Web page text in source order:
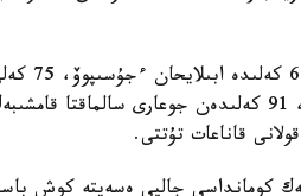
ولاردىڭ اراسىندا 49
دارەجەسىندە ءابىلحان امانقۇل، 91 كەلىدە ۆاسيلي لەۆيت، 91 كەلىدەن جوعارى